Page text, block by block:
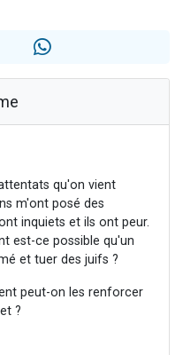
pour étudier en groupe sur Zoom
son Maasser
qu'on vient
m'ont posé des
inquiets et ils ont peur.
est-ce possible qu'un
et tuer des juifs ?
peut-on les renforcer
?